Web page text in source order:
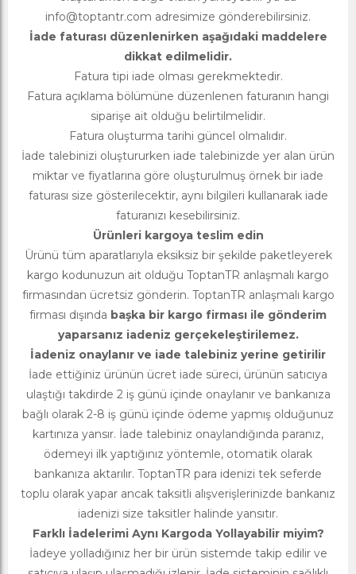
info@toptantr.com adresimize gönderebilirsiniz.
İade faturası düzenlenirken aşağıdaki maddelere
dikkat edilmelidir.
Fatura tipi iade olması gerekmektedir.
Fatura açıklama bölümüne düzenlenen faturanın hangi
siparişe ait olduğu belirtilmelidir.
Fatura oluşturma tarihi güncel olmalıdır.
İade talebinizi oluştururken iade talebinizde yer alan ürün
miktar ve fiyatlarına göre oluşturulmuş örnek bir iade
faturası size gösterilecektir, aynı bilgileri kullanarak iade
faturanızı kesebilirsiniz.
Ürünleri kargoya teslim edin
Ürünü tüm aparatlarıyla eksiksiz bir şekilde paketleyerek
kargo kodunuzun ait olduğu ToptanTR anlaşmalı kargo
firmasından ücretsiz gönderin. ToptanTR anlaşmalı kargo
firması dışında başka bir kargo firması ile gönderim
yaparsanız iadeniz gerçekeleştirilemez.
İadeniz onaylanır ve iade talebiniz yerine getirilir
İade ettiğiniz ürünün ücret iade süreci, ürünün satıcıya
ulaştığı takdirde 2 iş günü içinde onaylanır ve bankanıza
bağlı olarak 2-8 iş günü içinde ödeme yapmış olduğunuz
kartınıza yansır. İade talebiniz onaylandığında paranız,
ödemeyi ilk yaptığınız yöntemle, otomatik olarak
bankanıza aktarılır. ToptanTR para idenizi tek seferde
toplu olarak yapar ancak taksitli alışverişlerinizde bankanız
iadenizi size taksitler halinde yansıtır.
Farklı İadelerimi Aynı Kargoda Yollayabilir miyim?
İadeye yolladığınız her bir ürün sistemde takip edilir ve